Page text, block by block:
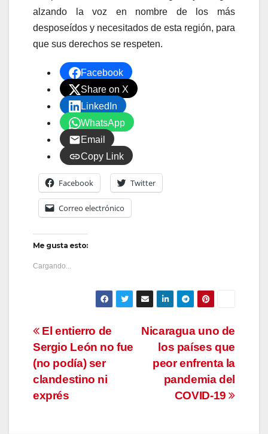
alzando la voz en nombre de los más
desposeídos y necesitados de esta región, para
que sus derechos se respeten.
Facebook
Share on X
LinkedIn
WhatsApp
Email
Copy Link
Facebook Twitter
Correo electrónico
Me gusta esto:
Cargando...
Navegación
de
entradas
Nicaragua uno de
los países que
peor enfrenta la
pandemia del
COVID-19
El entierro de
Sergio León no fue
(no podía) ser
clandestino ni
exprés